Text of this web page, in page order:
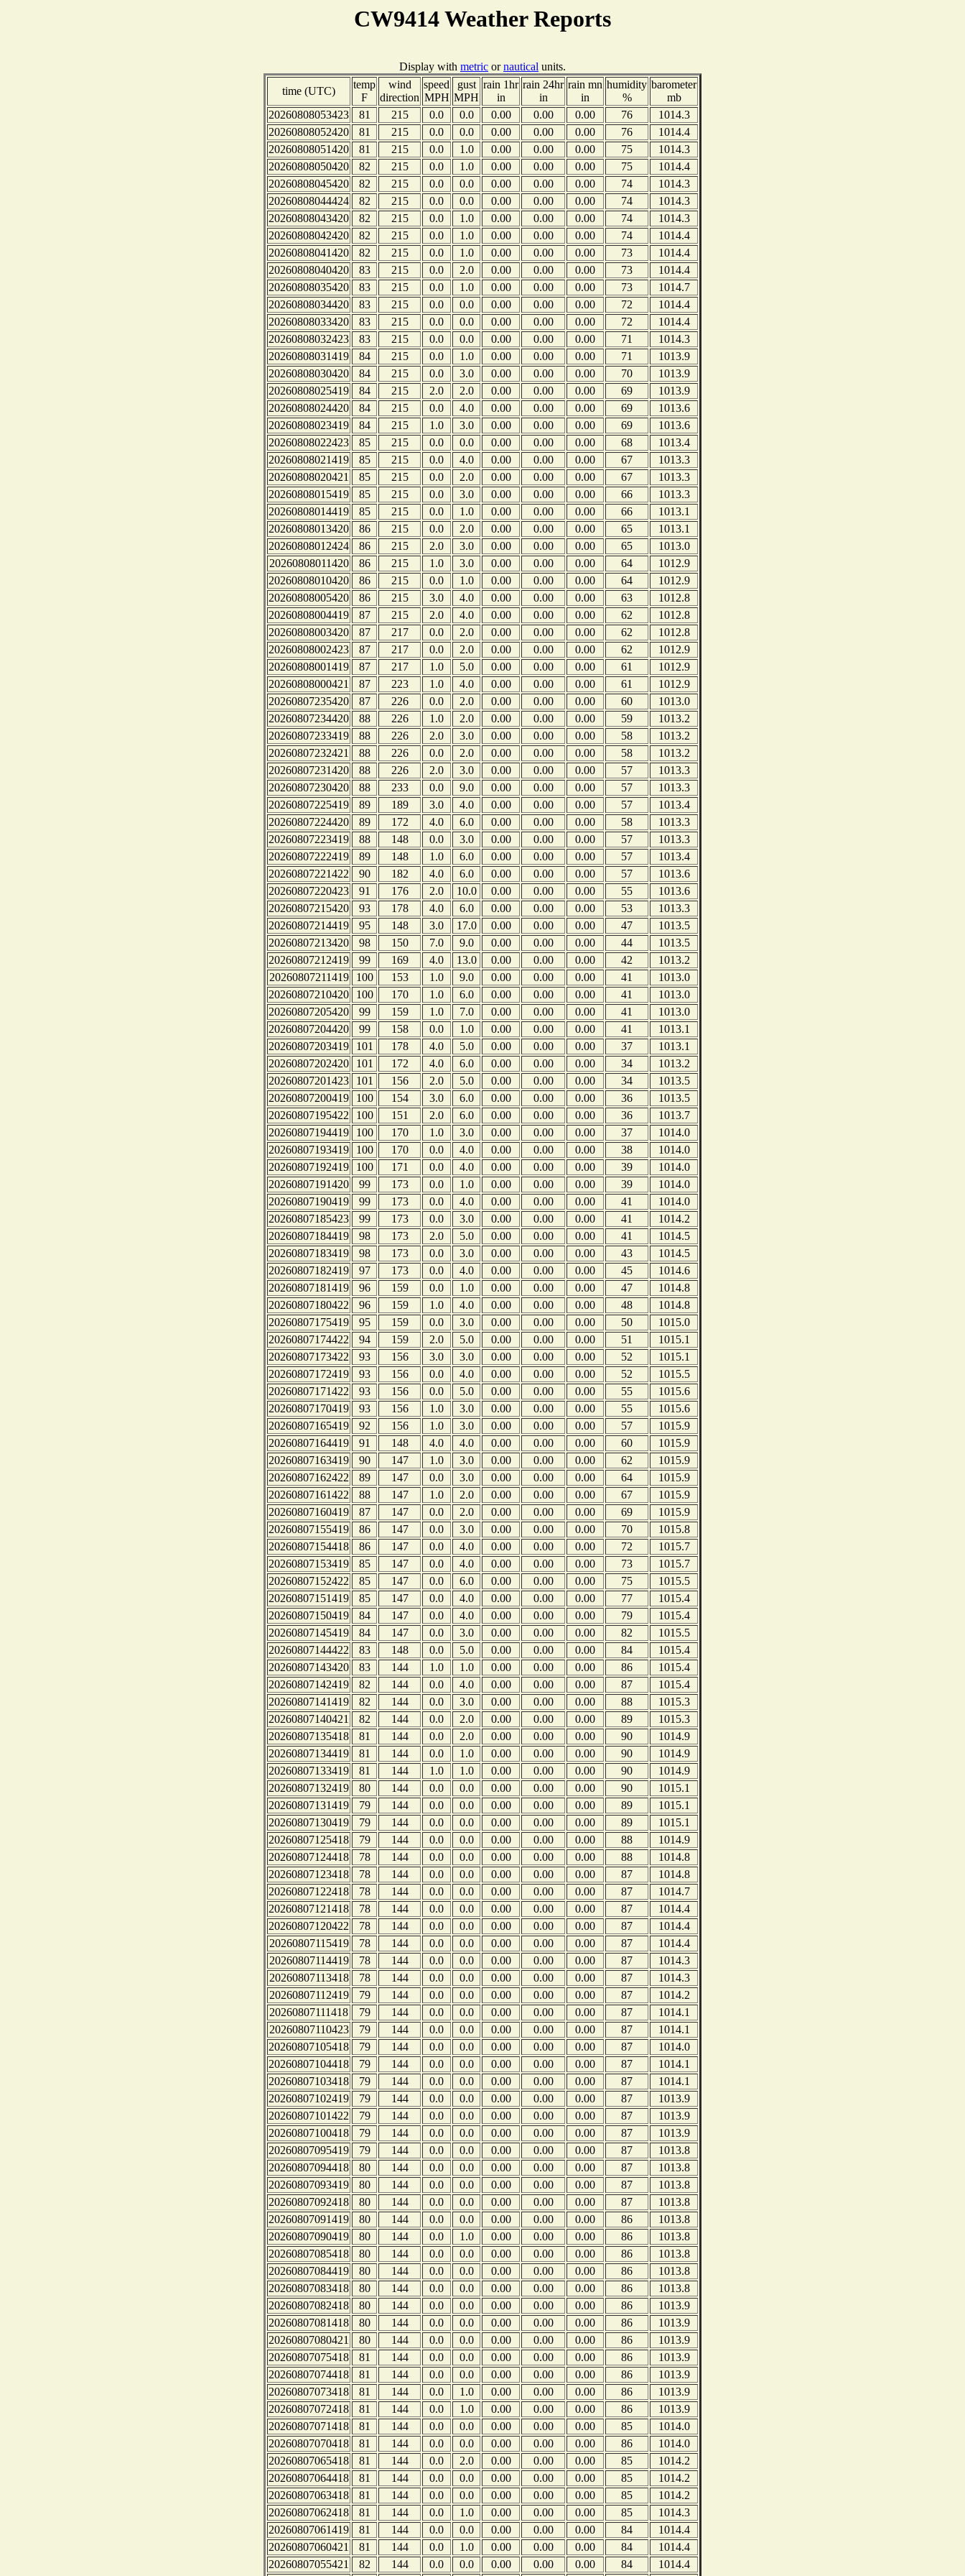
CW9414 Weather Reports
Display with metric ornautical units.
time (UTC)
temp
F
wind
direction
speed
MPH
gust
MPH
rain 1hr
in
rain 24hr
in
rain mn
in
humidity
%
barometer
mb
20260808053423
81 215 0.0 0.0 0.00 0.00 0.00 76
1014.3
20260808052420
81 215 0.0 0.0 0.00 0.00 0.00 76
1014.4
20260808051420
81 215 0.0 1.0 0.00 0.00 0.00 75
1014.3
20260808050420
82 215 0.0 1.0 0.00 0.00 0.00 75
1014.4
20260808045420
82 215 0.0 0.0 0.00 0.00 0.00 74
1014.3
20260808044424
82 215 0.0 0.0 0.00 0.00 0.00 74
1014.3
20260808043420
82 215 0.0 1.0 0.00 0.00 0.00 74
1014.3
20260808042420
82 215 0.0 1.0 0.00 0.00 0.00 74
1014.4
20260808041420
82 215 0.0 1.0 0.00 0.00 0.00 73
1014.4
20260808040420
83 215 0.0 2.0 0.00 0.00 0.00 73
1014.4
20260808035420
83 215 0.0 1.0 0.00 0.00 0.00 73
1014.7
20260808034420
83 215 0.0 0.0 0.00 0.00 0.00 72
1014.4
20260808033420
83 215 0.0 0.0 0.00 0.00 0.00 72
1014.4
20260808032423
83 215 0.0 0.0 0.00 0.00 0.00 71
1014.3
20260808031419
84 215 0.0 1.0 0.00 0.00 0.00 71
1013.9
20260808030420
84 215 0.0 3.0 0.00 0.00 0.00 70
1013.9
20260808025419
84 215 2.0 2.0 0.00 0.00 0.00 69
1013.9
20260808024420
84 215 0.0 4.0 0.00 0.00 0.00 69
1013.6
20260808023419
84 215 1.0 3.0 0.00 0.00 0.00 69
1013.6
20260808022423
85 215 0.0 0.0 0.00 0.00 0.00 68
1013.4
20260808021419
85 215 0.0 4.0 0.00 0.00 0.00 67
1013.3
20260808020421
85 215 0.0 2.0 0.00 0.00 0.00 67
1013.3
20260808015419
85 215 0.0 3.0 0.00 0.00 0.00 66
1013.3
20260808014419
85 215 0.0 1.0 0.00 0.00 0.00 66
1013.1
20260808013420
86 215 0.0 2.0 0.00 0.00 0.00 65
1013.1
20260808012424
86 215 2.0 3.0 0.00 0.00 0.00 65
1013.0
20260808011420
86 215 1.0 3.0 0.00 0.00 0.00 64
1012.9
20260808010420
86 215 0.0 1.0 0.00 0.00 0.00 64
1012.9
20260808005420
86 215 3.0 4.0 0.00 0.00 0.00 63
1012.8
20260808004419
87 215 2.0 4.0 0.00 0.00 0.00 62
1012.8
20260808003420
87 217 0.0 2.0 0.00 0.00 0.00 62
1012.8
20260808002423
87 217 0.0 2.0 0.00 0.00 0.00 62
1012.9
20260808001419
87 217 1.0 5.0 0.00 0.00 0.00 61
1012.9
20260808000421
87 223 1.0 4.0 0.00 0.00 0.00 61
1012.9
20260807235420
87 226 0.0 2.0 0.00 0.00 0.00 60
1013.0
20260807234420
88 226 1.0 2.0 0.00 0.00 0.00 59
1013.2
20260807233419
88 226 2.0 3.0 0.00 0.00 0.00 58
1013.2
20260807232421
88 226 0.0 2.0 0.00 0.00 0.00 58
1013.2
20260807231420
88 226 2.0 3.0 0.00 0.00 0.00 57
1013.3
20260807230420
88 233 0.0 9.0 0.00 0.00 0.00 57
1013.3
20260807225419
89 189 3.0 4.0 0.00 0.00 0.00 57
1013.4
20260807224420
89 172 4.0 6.0 0.00 0.00 0.00 58
1013.3
20260807223419
88 148 0.0 3.0 0.00 0.00 0.00 57
1013.3
20260807222419
89 148 1.0 6.0 0.00 0.00 0.00 57
1013.4
20260807221422
90 182 4.0 6.0 0.00 0.00 0.00 57
1013.6
20260807220423
91 176 2.0 10.0 0.00 0.00 0.00 55
1013.6
20260807215420
93 178 4.0 6.0 0.00 0.00 0.00 53
1013.3
20260807214419
95 148 3.0 17.0 0.00 0.00 0.00 47
1013.5
20260807213420
98 150 7.0 9.0 0.00 0.00 0.00 44
1013.5
20260807212419
99 169 4.0 13.0 0.00 0.00 0.00 42
1013.2
20260807211419
100 153 1.0 9.0 0.00 0.00 0.00 41
1013.0
20260807210420
100 170 1.0 6.0 0.00 0.00 0.00 41
1013.0
20260807205420
99 159 1.0 7.0 0.00 0.00 0.00 41
1013.0
20260807204420
99 158 0.0 1.0 0.00 0.00 0.00 41
1013.1
20260807203419
101 178 4.0 5.0 0.00 0.00 0.00 37
1013.1
20260807202420
101 172 4.0 6.0 0.00 0.00 0.00 34
1013.2
20260807201423
101 156 2.0 5.0 0.00 0.00 0.00 34
1013.5
20260807200419
100 154 3.0 6.0 0.00 0.00 0.00 36
1013.5
20260807195422
100 151 2.0 6.0 0.00 0.00 0.00 36
1013.7
20260807194419
100 170 1.0 3.0 0.00 0.00 0.00 37
1014.0
20260807193419
100 170 0.0 4.0 0.00 0.00 0.00 38
1014.0
20260807192419
100 171 0.0 4.0 0.00 0.00 0.00 39
1014.0
20260807191420
99 173 0.0 1.0 0.00 0.00 0.00 39
1014.0
20260807190419
99 173 0.0 4.0 0.00 0.00 0.00 41
1014.0
20260807185423
99 173 0.0 3.0 0.00 0.00 0.00 41
1014.2
20260807184419
98 173 2.0 5.0 0.00 0.00 0.00 41
1014.5
20260807183419
98 173 0.0 3.0 0.00 0.00 0.00 43
1014.5
20260807182419
97 173 0.0 4.0 0.00 0.00 0.00 45
1014.6
20260807181419
96 159 0.0 1.0 0.00 0.00 0.00 47
1014.8
20260807180422
96 159 1.0 4.0 0.00 0.00 0.00 48
1014.8
20260807175419
95 159 0.0 3.0 0.00 0.00 0.00 50
1015.0
20260807174422
94 159 2.0 5.0 0.00 0.00 0.00 51
1015.1
20260807173422
93 156 3.0 3.0 0.00 0.00 0.00 52
1015.1
20260807172419
93 156 0.0 4.0 0.00 0.00 0.00 52
1015.5
20260807171422
93 156 0.0 5.0 0.00 0.00 0.00 55
1015.6
20260807170419
93 156 1.0 3.0 0.00 0.00 0.00 55
1015.6
20260807165419
92 156 1.0 3.0 0.00 0.00 0.00 57
1015.9
20260807164419
91 148 4.0 4.0 0.00 0.00 0.00 60
1015.9
20260807163419
90 147 1.0 3.0 0.00 0.00 0.00 62
1015.9
20260807162422
89 147 0.0 3.0 0.00 0.00 0.00 64
1015.9
20260807161422
88 147 1.0 2.0 0.00 0.00 0.00 67
1015.9
20260807160419
87 147 0.0 2.0 0.00 0.00 0.00 69
1015.9
20260807155419
86 147 0.0 3.0 0.00 0.00 0.00 70
1015.8
20260807154418
86 147 0.0 4.0 0.00 0.00 0.00 72
1015.7
20260807153419
85 147 0.0 4.0 0.00 0.00 0.00 73
1015.7
20260807152422
85 147 0.0 6.0 0.00 0.00 0.00 75
1015.5
20260807151419
85 147 0.0 4.0 0.00 0.00 0.00 77
1015.4
20260807150419
84 147 0.0 4.0 0.00 0.00 0.00 79
1015.4
20260807145419
84 147 0.0 3.0 0.00 0.00 0.00 82
1015.5
20260807144422
83 148 0.0 5.0 0.00 0.00 0.00 84
1015.4
20260807143420
83 144 1.0 1.0 0.00 0.00 0.00 86
1015.4
20260807142419
82 144 0.0 4.0 0.00 0.00 0.00 87
1015.4
20260807141419
82 144 0.0 3.0 0.00 0.00 0.00 88
1015.3
20260807140421
82 144 0.0 2.0 0.00 0.00 0.00 89
1015.3
20260807135418
81 144 0.0 2.0 0.00 0.00 0.00 90
1014.9
20260807134419
81 144 0.0 1.0 0.00 0.00 0.00 90
1014.9
20260807133419
81 144 1.0 1.0 0.00 0.00 0.00 90
1014.9
20260807132419
80 144 0.0 0.0 0.00 0.00 0.00 90
1015.1
20260807131419
79 144 0.0 0.0 0.00 0.00 0.00 89
1015.1
20260807130419
79 144 0.0 0.0 0.00 0.00 0.00 89
1015.1
20260807125418
79 144 0.0 0.0 0.00 0.00 0.00 88
1014.9
20260807124418
78 144 0.0 0.0 0.00 0.00 0.00 88
1014.8
20260807123418
78 144 0.0 0.0 0.00 0.00 0.00 87
1014.8
20260807122418
78 144 0.0 0.0 0.00 0.00 0.00 87
1014.7
20260807121418
78 144 0.0 0.0 0.00 0.00 0.00 87
1014.4
20260807120422
78 144 0.0 0.0 0.00 0.00 0.00 87
1014.4
20260807115419
78 144 0.0 0.0 0.00 0.00 0.00 87
1014.4
20260807114419
78 144 0.0 0.0 0.00 0.00 0.00 87
1014.3
20260807113418
78 144 0.0 0.0 0.00 0.00 0.00 87
1014.3
20260807112419
79 144 0.0 0.0 0.00 0.00 0.00 87
1014.2
20260807111418
79 144 0.0 0.0 0.00 0.00 0.00 87
1014.1
20260807110423
79 144 0.0 0.0 0.00 0.00 0.00 87
1014.1
20260807105418
79 144 0.0 0.0 0.00 0.00 0.00 87
1014.0
20260807104418
79 144 0.0 0.0 0.00 0.00 0.00 87
1014.1
20260807103418
79 144 0.0 0.0 0.00 0.00 0.00 87
1014.1
20260807102419
79 144 0.0 0.0 0.00 0.00 0.00 87
1013.9
20260807101422
79 144 0.0 0.0 0.00 0.00 0.00 87
1013.9
20260807100418
79 144 0.0 0.0 0.00 0.00 0.00 87
1013.9
20260807095419
79 144 0.0 0.0 0.00 0.00 0.00 87
1013.8
20260807094418
80 144 0.0 0.0 0.00 0.00 0.00 87
1013.8
20260807093419
80 144 0.0 0.0 0.00 0.00 0.00 87
1013.8
20260807092418
80 144 0.0 0.0 0.00 0.00 0.00 87
1013.8
20260807091419
80 144 0.0 0.0 0.00 0.00 0.00 86
1013.8
20260807090419
80 144 0.0 1.0 0.00 0.00 0.00 86
1013.8
20260807085418
80 144 0.0 0.0 0.00 0.00 0.00 86
1013.8
20260807084419
80 144 0.0 0.0 0.00 0.00 0.00 86
1013.8
20260807083418
80 144 0.0 0.0 0.00 0.00 0.00 86
1013.8
20260807082418
80 144 0.0 0.0 0.00 0.00 0.00 86
1013.9
20260807081418
80 144 0.0 0.0 0.00 0.00 0.00 86
1013.9
20260807080421
80 144 0.0 0.0 0.00 0.00 0.00 86
1013.9
20260807075418
81 144 0.0 0.0 0.00 0.00 0.00 86
1013.9
20260807074418
81 144 0.0 0.0 0.00 0.00 0.00 86
1013.9
20260807073418
81 144 0.0 1.0 0.00 0.00 0.00 86
1013.9
20260807072418
81 144 0.0 1.0 0.00 0.00 0.00 86
1013.9
20260807071418
81 144 0.0 0.0 0.00 0.00 0.00 85
1014.0
20260807070418
81 144 0.0 0.0 0.00 0.00 0.00 86
1014.0
20260807065418
81 144 0.0 2.0 0.00 0.00 0.00 85
1014.2
20260807064418
81 144 0.0 0.0 0.00 0.00 0.00 85
1014.2
20260807063418
81 144 0.0 0.0 0.00 0.00 0.00 85
1014.2
20260807062418
81 144 0.0 1.0 0.00 0.00 0.00 85
1014.3
20260807061419
81 144 0.0 0.0 0.00 0.00 0.00 84
1014.4
20260807060421
81 144 0.0 1.0 0.00 0.00 0.00 84
1014.4
20260807055421
82 144 0.0 0.0 0.00 0.00 0.00 84
1014.4